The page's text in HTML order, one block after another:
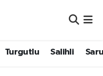
Turgutlu Salihli